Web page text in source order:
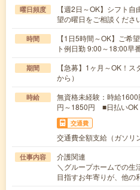
曜日頻度
【週2日～OK】シフト
望の曜日をご相談ください
時間
【1日5時間～OK】ご希
ト例日勤 9:00～18:00早
期間
【急募】1ヶ月～OK！
から）
時給
無資格未経験：時給
円～1850円 ■日払いOK
交通費
交通費全額支給（ガソリ
仕事内容
介護関連
＼グループホームでの生
目指すお年寄りが、他